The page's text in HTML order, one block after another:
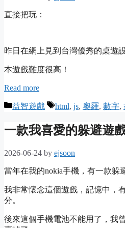
直接把玩：
昨日在網上見到台灣優秀的桌遊
本遊戲難度很高！
Read more
Categories
益智遊戲 Tags
html, js, 奧羅, 數字,
一款我喜愛的躲避遊
2026-06-24 by ejsoon
當年在我的nokia手機，有一款躲
我非常懷念這個遊戲，記憶中，
分。
後來這個手機電池不能用了，我